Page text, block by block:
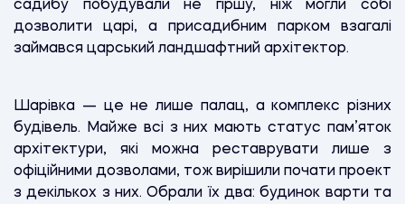
садибу побудували не гіршу, ніж могли собі
дозволити царі, а присадибним парком взагалі
займався царський ландшафтний архітектор.
Шарівка — це не лише палац, а комплекс різних
будівель. Майже всі з них мають статус пам’яток
архітектури, які можна реставрувати лише з
офіційними дозволами, тож вирішили почати проект
з декількох з них. Обрали їх два: будинок варти та